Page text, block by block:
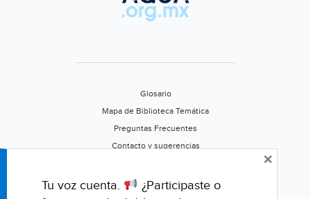
Glosario
Mapa de Biblioteca Temática
Preguntas Frecuentes
Contacto y sugerencias
Califica este portal
Tu voz cuenta.
¿Participaste o
×